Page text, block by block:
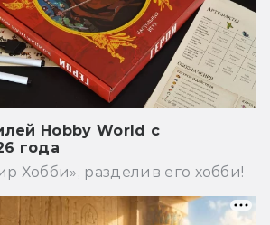
Hobby World с
года
Хобби», разделив его хобби!